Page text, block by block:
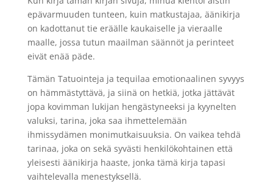
epävarmuuden tunteen, kuin matkustajaa, äänikirja
on kadottanut tie eräälle kaukaiselle ja vieraalle
maalle, jossa tutun maailman säännöt ja perinteet
eivät enää päde.
Tämän Tatuointeja ja tequilaa emotionaalinen syvyys
on hämmästyttävä, ja siinä on hetkiä, jotka jättävät
jopa kovimman lukijan hengästyneeksi ja kyynelten
valuksi, tarina, joka saa ihmettelemään
ihmissydämen monimutkaisuuksia. On vaikea tehdä
tarinaa, joka on sekä syvästi henkilökohtainen että
yleisesti äänikirja haaste, jonka tämä kirja tapasi
vaihtelevalla menestyksellä.